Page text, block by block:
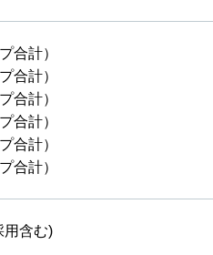
計）
計）
計）
計）
計）
計）
用含む)